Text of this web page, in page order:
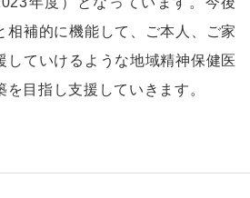
相補的に機能して、ご本人、ご家
していけるような地域精神保健医
目指し支援していきます。